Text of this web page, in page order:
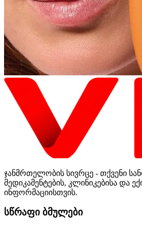
ჯანმრთელობის სივრცე - თქვენი
მედიკამენტების, კლინიკებისა და
ინფორმაციისთვის.
სწრაფი ბმულები